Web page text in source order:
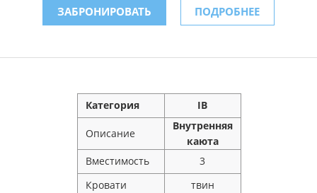
ЗАБРОНИРОВАТЬ ПОДРОБНЕЕ
Категория IB
Описание
Внутренняя
каюта
Вместимость
3
Кровати
твин